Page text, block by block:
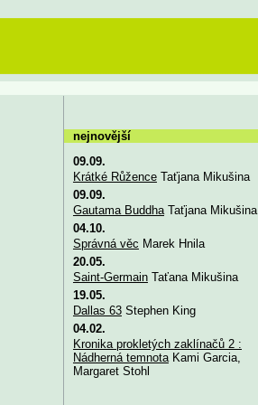
nejnovější
09.09.
Krátké RůženceTaťjana Mikušina
09.09.
Gautama BuddhaTaťjana Mikušina
04.10.
Správná věc Marek Hnila
20.05.
Saint-GermainTaťana Mikušina
19.05.
Dallas 63Stephen King
04.02.
Kronika prokletých zaklínačů 2 :
Nádherná temnotaKami Garcia,
Margaret Stohl